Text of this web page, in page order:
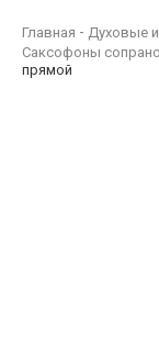
Главная Духовые
Саксофоны сопрано
прямой